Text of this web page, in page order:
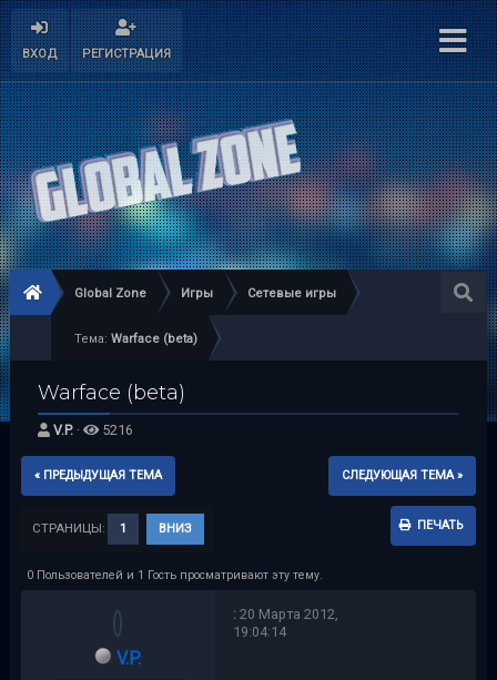
ВХОД РЕГИСТРАЦИЯ
Global Zone Игры Сетевые игры
Тема:Warface (beta)
Warface (beta)
V.P.· 5216
« ПРЕДЫДУЩАЯ ТЕМА СЛЕДУЮЩАЯ ТЕМА »
ПЕЧАТЬ
СТРАНИЦЫ: 1 ВНИЗ
0 Пользователей и 1 Гость просматривают эту тему.
V.P.
:20 Марта 2012,
19:04:14